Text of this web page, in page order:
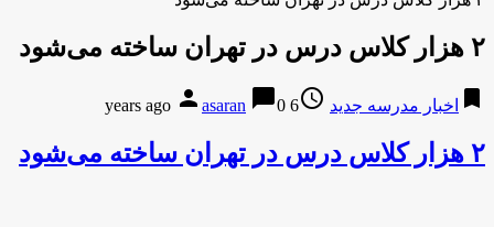
۲ هزار کلاس درس در تهران ساخته می‌شود
bookmark اخبار مدرسه جدید access_time
6 years ago
person asaran chat_bubble0
۲ هزار کلاس درس در تهران ساخته می‌شود